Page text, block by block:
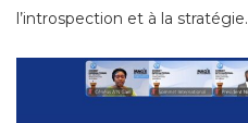
l’introspection et à la stratégie.